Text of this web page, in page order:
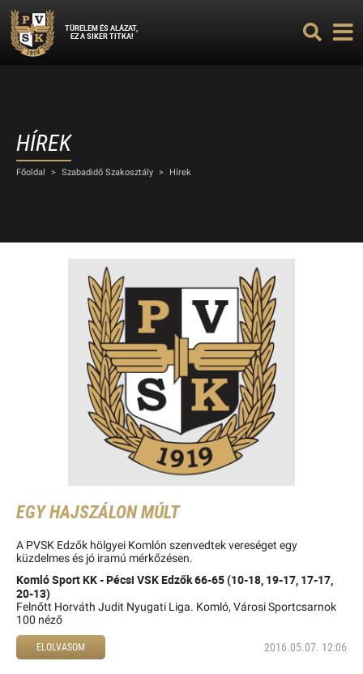
TÜRELEM ÉS ALÁZAT,
EZ A SIKER TITKA!
HÍREK
Főoldal > Szabadidő Szakosztály > Hírek
EGY HAJSZÁLON MÚLT
A PVSK Edzők hölgyei Komlón szenvedtek vereséget egy
küzdelmes és jó iramú mérkőzésen.
Komló Sport KK - Pécsi VSK Edzők 66-65 (10-18, 19-17, 17-17,
20-13)
Felnőtt Horváth Judit Nyugati Liga. Komló, Városi Sportcsarnok
100 néző
ELOLVASOM 2016.05.07. 12:06